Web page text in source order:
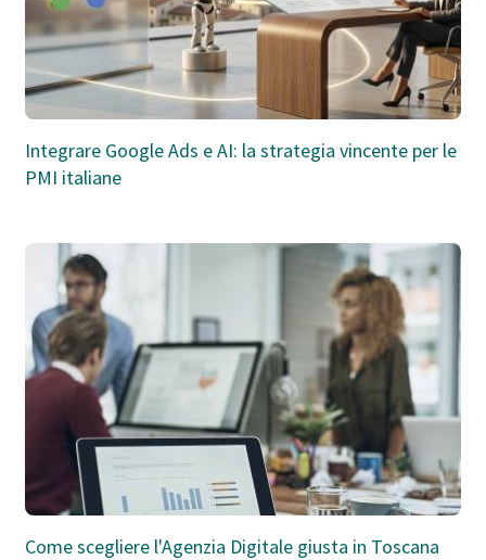
Integrare Google Ads e AI: la strategia vincente per le
PMI italiane
Come scegliere l'Agenzia Digitale giusta in Toscana